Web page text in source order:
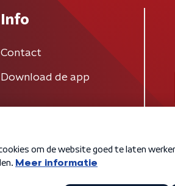
Info
Contact
Download de app